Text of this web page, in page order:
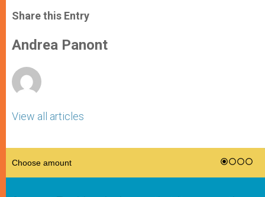
t
s
p
p
s
e
g
e
e
b
o
k
r
Share this Entry
Andrea Panont
View all articles